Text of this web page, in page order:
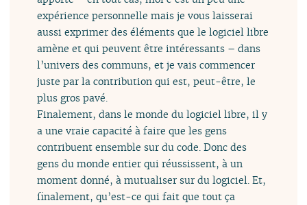
expérience personnelle mais je vous laisserai
aussi exprimer des éléments que le logiciel libre
amène et qui peuvent être intéressants – dans
l’univers des communs, et je vais commencer
juste par la contribution qui est, peut-être, le
plus gros pavé.
Finalement, dans le monde du logiciel libre, il y
a une vraie capacité à faire que les gens
contribuent ensemble sur du code. Donc des
gens du monde entier qui réussissent, à un
moment donné, à mutualiser sur du logiciel. Et,
finalement, qu’est-ce qui fait que tout ça